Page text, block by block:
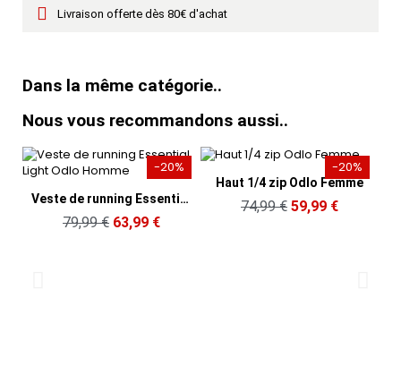
Livraison offerte dès 80€ d'achat
Dans la même catégorie..
Nous vous recommandons aussi..
Aperçu rapide
-20%
Veste de running Essential Light Odlo Homme
79,99 € 63,99 €
Aperçu rapide
-20%
Haut 1/4 zip Odlo Femme
74,99 € 59,99 €